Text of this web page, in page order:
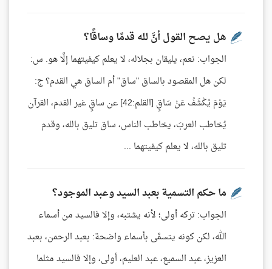
هل يصح القول أنَّ لله قدمًا وساقًا؟
الجواب: نعم، يليقان بجلاله، لا يعلم كيفيتهما إلَّا هو. س:
لكن هل المقصود بالساق "ساق" أم الساق هي القدم؟ ج:
يَوْمَ يُكْشَفُ عَنْ سَاقٍ [القلم:42] عن ساقٍ غير القدم، القرآن
يُخاطب العربَ، يخاطب الناس، ساق تليق بالله، وقدم
تليق بالله، لا يعلم كيفيتهما ...
ما حكم التسمية بعبد السيد وعبد الموجود؟
الجواب: تركه أولى؛ لأنه يشتبه، وإلا فالسيد من أسماء
الله، لكن كونه يتسمَّى بأسماء واضحة: بعبد الرحمن، بعبد
العزيز، عبد السميع، عبد العليم، أولى، وإلا فالسيد مثلما